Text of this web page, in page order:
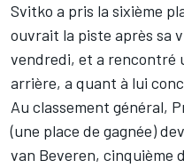
Svitko a pris la sixième
ouvrait la piste après sa
vendredi, et a rencontré
arrière, a quant à lui
Au classement général,
(une place de gagnée)
van Beveren, cinquième